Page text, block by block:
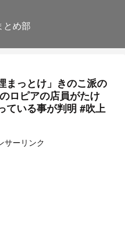
とめ部
まっとけ」きのこ派の
ロピアの店員がたけ
ている事が判明 #吹上
サーリンク